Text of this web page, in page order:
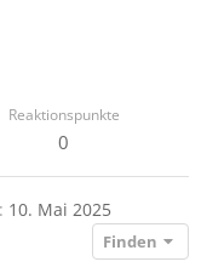
Reaktionspunkte
0
10. Mai 2025
Finden